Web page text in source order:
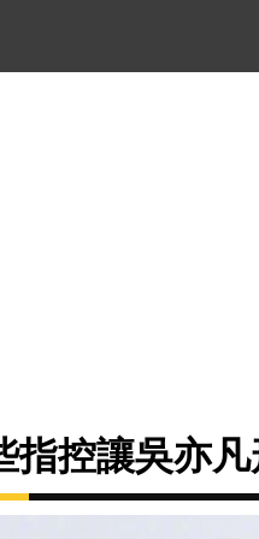
指控讓吳亦